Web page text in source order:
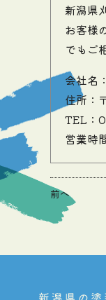
新潟県
お客様
でもご
会社名
住所：
TEL：
営業時
前へ